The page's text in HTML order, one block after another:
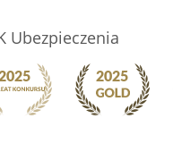
Ubezpieczenia